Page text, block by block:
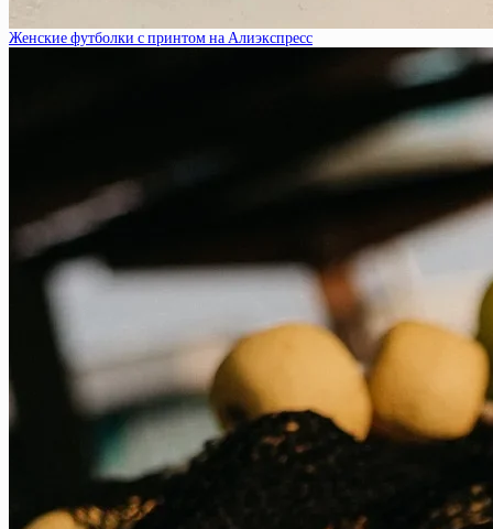
Женские футболки с принтом на Алиэкспресс